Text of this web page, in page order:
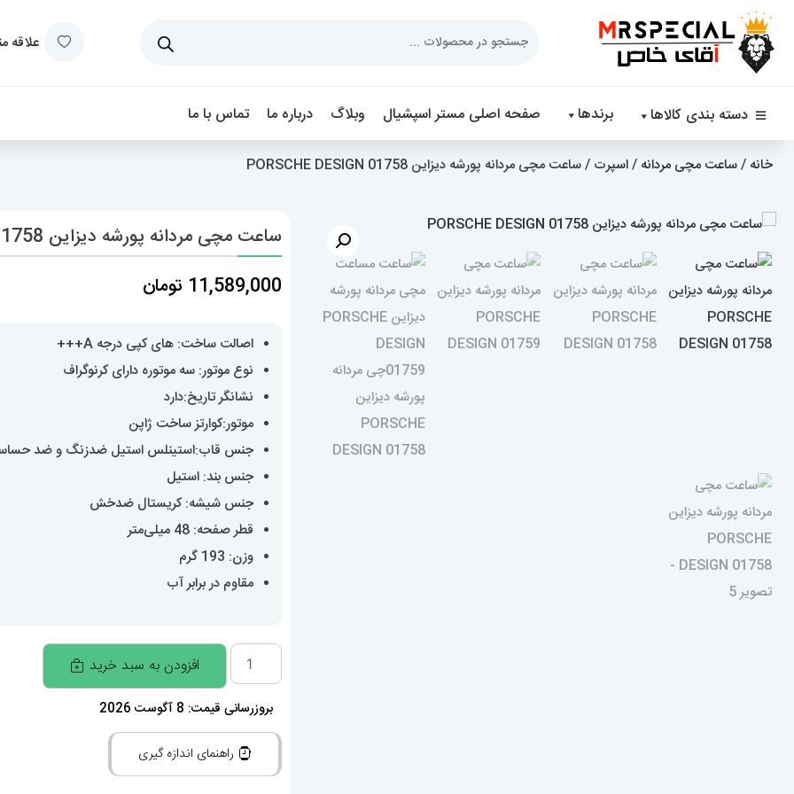
علاقه
دسته بندی کالاها برندها صفحه اصلی مستر اسپشیال وبلاگ درباره ما تماس با ما
خانه /ساعت مچی مردانه /اسپرت / ساعت مچی مردانه پورشه دیزاین PORSCHE DESIGN 01758
ساعت مچی مردانه پورشه دیزاین PORSCHE DESIGN 01758
11,589,000 تومان
اصالت ساخت: های کپی درجه A+++
نوع موتور: سه موتوره دارای کرنوگراف
نشانگر تاریخ:دارد
موتور:کوارتز ساخت ژاپن
جنس قاب:استینلس استیل ضدزنگ و ضد
جنس بند: استیل
جنس شیشه: کریستال ضدخش
قطر صفحه: 48 میلی‌متر
وزن: 193 گرم
مقاوم در برابر آب
ساعت
مچی
مردانه
پورشه
دیزاین
افزودن به سبد خرید
بروزرسانی قیمت: 8 آگوست 2026
راهنمای اندازه گیری